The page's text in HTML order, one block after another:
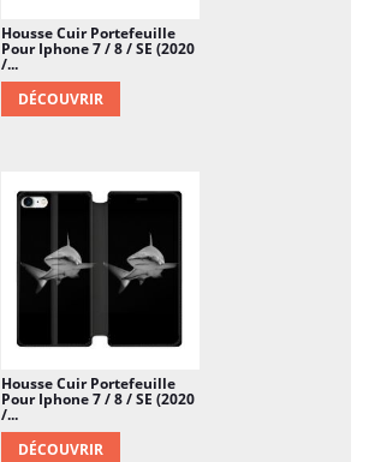
Housse Cuir Portefeuille
Pour Iphone 7 / 8 / SE (2020
/...
DÉCOUVRIR
Housse Cuir Portefeuille
Pour Iphone 7 / 8 / SE (2020
/...
DÉCOUVRIR